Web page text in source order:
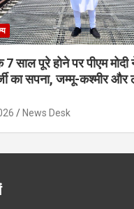
साल पूरे होने पर पीएम मोदी
का सपना, जम्मू-कश्मीर और
News Desk